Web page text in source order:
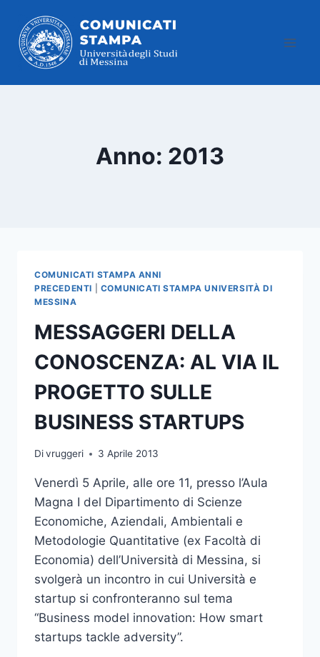
contenuto
Anno: 2013
COMUNICATI STAMPA ANNI
PRECEDENTI
COMUNICATI STAMPA UNIVERSITÀ DI
MESSINA
MESSAGGERI DELLA
CONOSCENZA: AL VIA IL
PROGETTO SULLE
BUSINESS STARTUPS
Divruggeri 3 Aprile 2013
Venerdì 5 Aprile, alle ore 11, presso l’Aula
Magna I del Dipartimento di Scienze
Economiche, Aziendali, Ambientali e
Metodologie Quantitative (ex Facoltà di
Economia) dell’Università di Messina, si
svolgerà un incontro in cui Università e
startup si confronteranno sul tema
“Business model innovation: How smart
startups tackle adversity”.